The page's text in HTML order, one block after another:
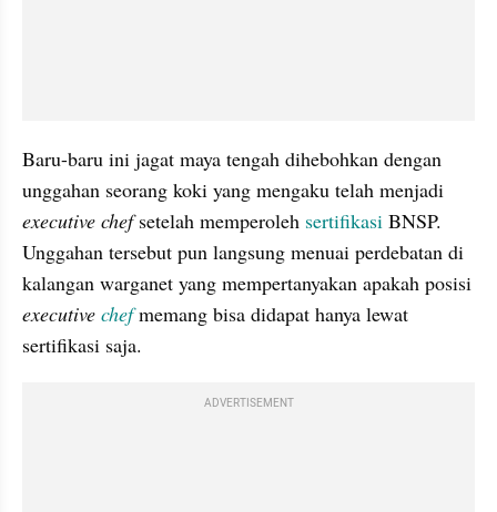
Baru-baru ini jagat maya tengah dihebohkan dengan
executive chef setelah memperoleh sertifikasi BNSP.
Unggahan tersebut pun langsung menuai perdebatan di
executive chef memang bisa didapat hanya lewat
sertifikasi saja.
ADVERTISEMENT